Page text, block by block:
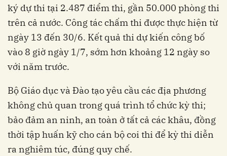
ký dự thi tại 2.487 điểm thi, gần 50.000 phòng thi
trên cả nước. Công tác chấm thi được thực hiện từ
ngày 13 đến 30/6. Kết quả thi dự kiến công bố
vào 8 giờ ngày 1/7, sớm hơn khoảng 12 ngày so
với năm trước.
Bộ Giáo dục và Đào tạo yêu cầu các địa phương
không chủ quan trong quá trình tổ chức kỳ thi;
bảo đảm an ninh, an toàn ở tất cả các khâu, đồng
thời tập huấn kỹ cho cán bộ coi thi để kỳ thi diễn
ra nghiêm túc, đúng quy chế.